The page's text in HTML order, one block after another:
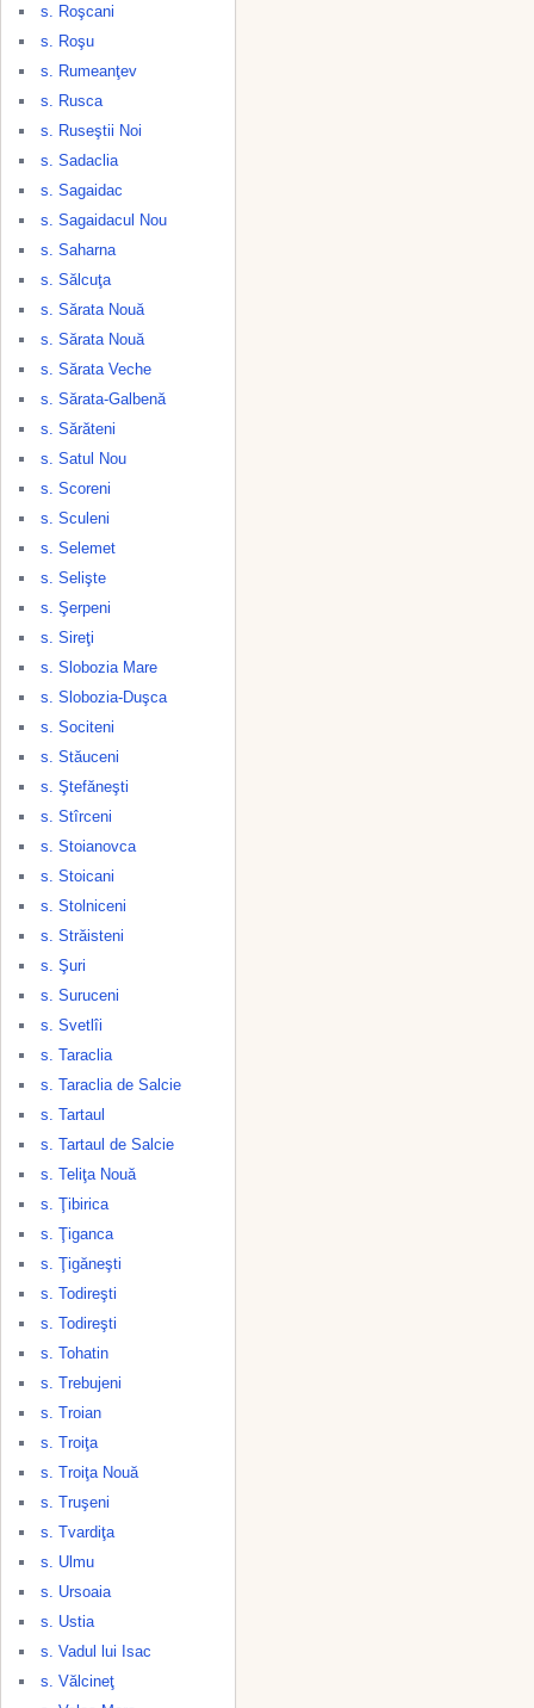
s. Roşcani
s. Roşu
s. Rumeanţev
s. Rusca
s. Ruseştii Noi
s. Sadaclia
s. Sagaidac
s. Sagaidacul Nou
s. Saharna
s. Sălcuţa
s. Sărata Nouă
s. Sărata Nouă
s. Sărata Veche
s. Sărata-Galbenă
s. Sărăteni
s. Satul Nou
s. Scoreni
s. Sculeni
s. Selemet
s. Selişte
s. Şerpeni
s. Sireţi
s. Slobozia Mare
s. Slobozia-Duşca
s. Sociteni
s. Stăuceni
s. Ştefăneşti
s. Stîrceni
s. Stoianovca
s. Stoicani
s. Stolniceni
s. Străisteni
s. Şuri
s. Suruceni
s. Svetlîi
s. Taraclia
s. Taraclia de Salcie
s. Tartaul
s. Tartaul de Salcie
s. Teliţa Nouă
s. Ţibirica
s. Ţiganca
s. Ţigăneşti
s. Todireşti
s. Todireşti
s. Tohatin
s. Trebujeni
s. Troian
s. Troiţa
s. Troiţa Nouă
s. Truşeni
s. Tvardiţa
s. Ulmu
s. Ursoaia
s. Ustia
s. Vadul lui Isac
s. Vălcineţ